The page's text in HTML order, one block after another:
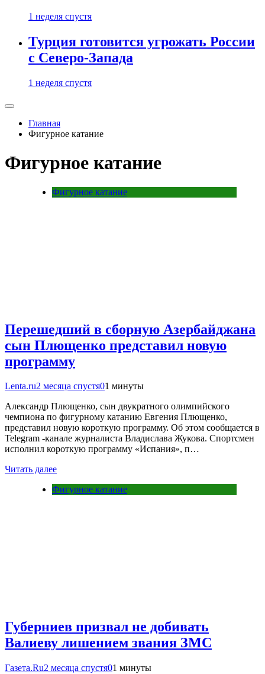
1 неделя спустя
Турция готовится угрожать России
с Северо-Запада
1 неделя спустя
Главная
Фигурное катание
Фигурное катание
Фигурное катание
Перешедший в сборную Азербайджана
сын Плющенко представил новую
программу
Lenta.ru2 месяца спустя01 минуты
Александр Плющенко, сын двукратного олимпийского
чемпиона по фигурному катанию Евгения Плющенко,
представил новую короткую программу. Об этом сообщается в
Telegram -канале журналиста Владислава Жукова. Спортсмен
исполнил короткую программу «Испания», п…
Читать далее
Фигурное катание
Губерниев призвал не добивать
Валиеву лишением звания ЗМС
Газета.Ru2 месяца спустя01 минуты